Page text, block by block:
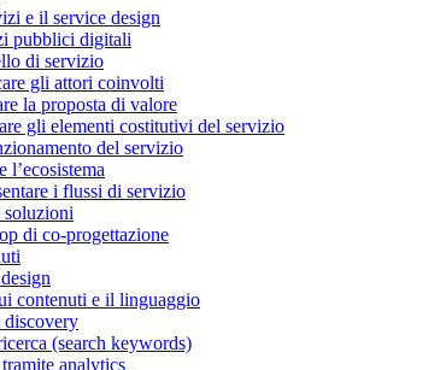
e il service design
pubblici digitali
di servizio
gli attori coinvolti
la proposta di valore
gli elementi costitutivi del servizio
del servizio
l’ecosistema
i flussi di servizio
soluzioni
di co-progettazione
contenuti e il linguaggio
discovery
(search keywords)
analytics